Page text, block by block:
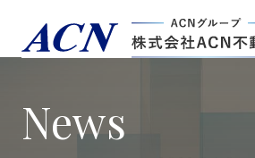
経営者・法人のお客様
News